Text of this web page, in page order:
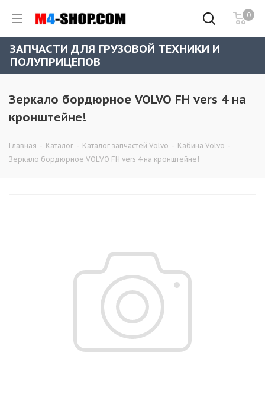
0
ЗАПЧАСТИ ДЛЯ ГРУЗОВОЙ ТЕХНИКИ И
ПОЛУПРИЦЕПОВ
Зеркало бордюрное VOLVO FH vers 4 на
кронштейне!
Главная - Каталог - Каталог запчастей Volvo - Кабина Volvo -
Зеркало бордюрное VOLVO FH vers 4 на кронштейне!